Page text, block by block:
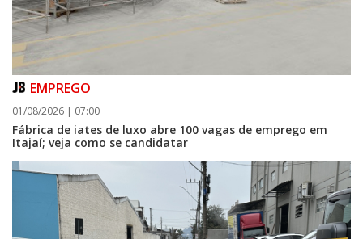
EMPREGO
01/08/2026 | 07:00
Fábrica de iates de luxo abre 100 vagas de emprego em
Itajaí; veja como se candidatar